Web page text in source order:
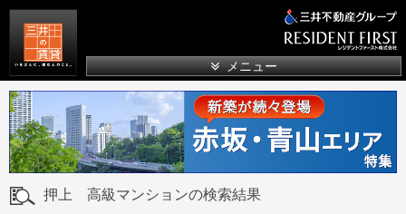
メニュー
押上 高級マンションの検索結果